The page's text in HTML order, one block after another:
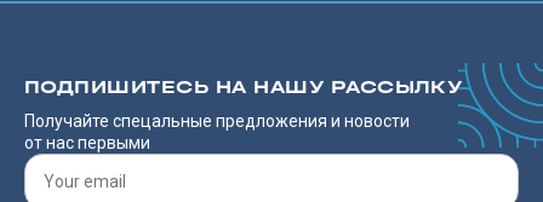
ПОДПИШИТЕСЬ НА НАШУ РАССЫЛКУ
Получайте спецальные предложения и новости
от нас первыми